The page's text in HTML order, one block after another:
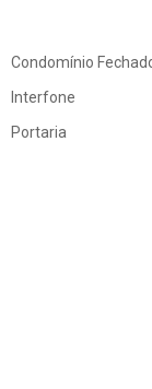
Condomínio
Interfone
Portaria